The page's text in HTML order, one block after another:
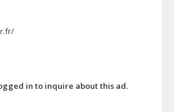
in to inquire about this ad.